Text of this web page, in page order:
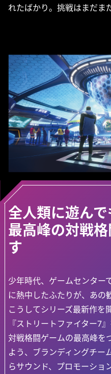
れたばかり。挑戦はまだま
全人類に遊ん
最高峰の対戦
す
少年時代、ゲームセンター
に熱中したふたりが、あの
こうしてシリーズ最新作を
『ストリートファイター7
対戦格闘ゲームの最高峰を
よう、ブランディングチー
らサウンド、プロモーショ